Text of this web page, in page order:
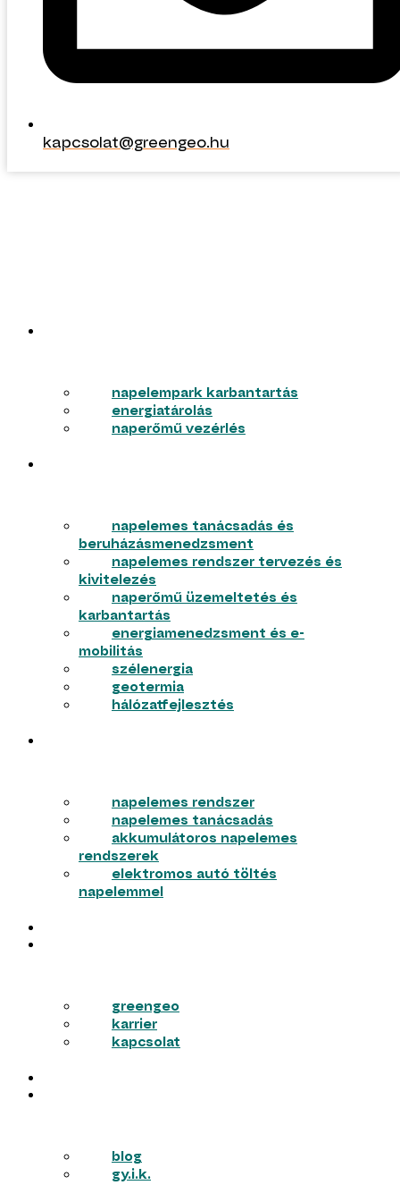
kapcsolat@greengeo.hu
napelempark karbantartás
energiatárolás
naperőmű vezérlés
napelemes tanácsadás és
beruházásmenedzsment
napelemes rendszer tervezés és
kivitelezés
naperőmű üzemeltetés és
karbantartás
energiamenedzsment és e-
mobilitás
szélenergia
geotermia
hálózatfejlesztés
napelemes rendszer
napelemes tanácsadás
akkumulátoros napelemes
rendszerek
elektromos autó töltés
napelemmel
greengeo
karrier
kapcsolat
blog
gy.i.k.